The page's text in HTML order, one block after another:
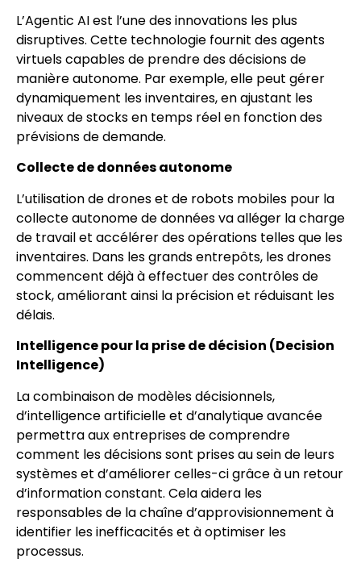
L’Agentic AI est l’une des innovations les plus
disruptives. Cette technologie fournit des agents
virtuels capables de prendre des décisions de
manière autonome. Par exemple, elle peut gérer
dynamiquement les inventaires, en ajustant les
niveaux de stocks en temps réel en fonction des
prévisions de demande.
Collecte de données autonome
L’utilisation de drones et de robots mobiles pour la
collecte autonome de données va alléger la charge
de travail et accélérer des opérations telles que les
inventaires. Dans les grands entrepôts, les drones
commencent déjà à effectuer des contrôles de
stock, améliorant ainsi la précision et réduisant les
délais.
Intelligence pour la prise de décision (Decision
Intelligence)
La combinaison de modèles décisionnels,
d’intelligence artificielle et d’analytique avancée
permettra aux entreprises de comprendre
comment les décisions sont prises au sein de leurs
systèmes et d’améliorer celles-ci grâce à un retour
d’information constant. Cela aidera les
responsables de la chaîne d’approvisionnement à
identifier les inefficacités et à optimiser les
processus.